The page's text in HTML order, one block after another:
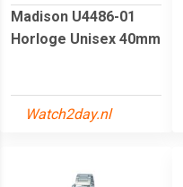
Madison U4486-01
Horloge Unisex 40mm
Watch2day.nl